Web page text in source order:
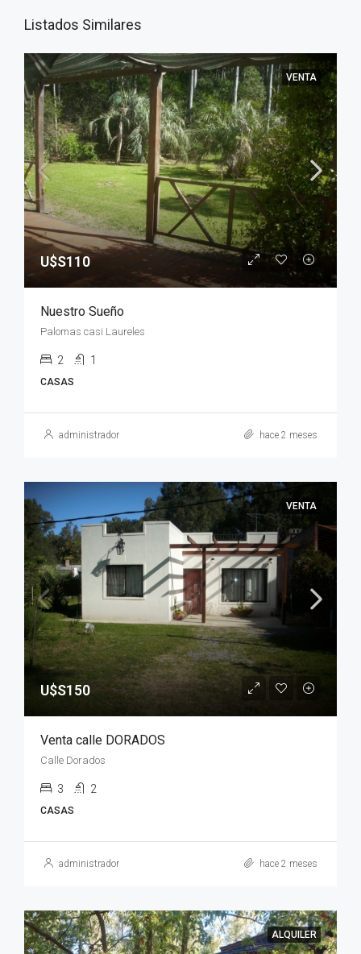
Listados Similares
VENTA
U$S110
Nuestro Sueño
Palomas casi Laureles
2 1
CASAS
administrador hace 2 meses
VENTA
U$S150
Venta calle DORADOS
Calle Dorados
3 2
CASAS
administrador hace 2 meses
ALQUILER